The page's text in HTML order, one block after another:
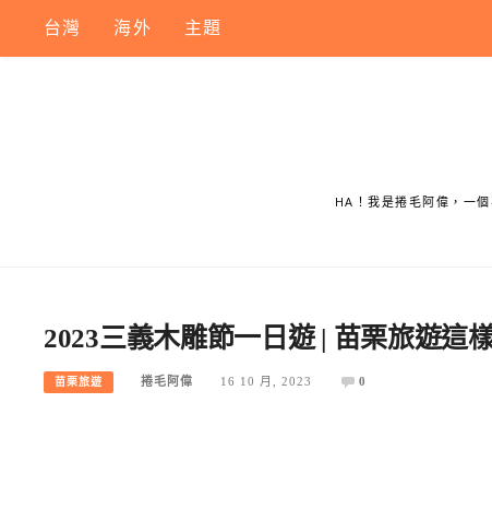
content
台灣 海外 主題
HA！我是捲毛阿偉，一
2023三義木雕節一日遊 | 苗栗旅遊這
苗栗旅遊 捲毛阿偉 16 10 月, 2023 0